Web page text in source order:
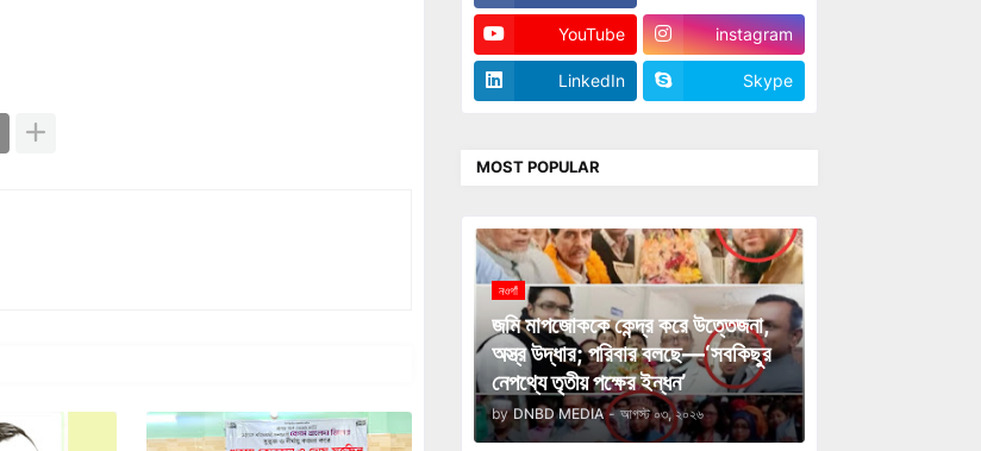
YouTube instagram
LinkedIn Skype
MOST POPULAR
নওগাঁ
জমি মাপজোককে কেন্দ্র করে উত্তেজনা,
অস্ত্র উদ্ধার; পরিবার বলছে—‘সবকিছুর
নেপথ্যে তৃতীয় পক্ষের ইন্ধন’
by DNBD MEDIA - আগস্ট ০৩, ২০২৬